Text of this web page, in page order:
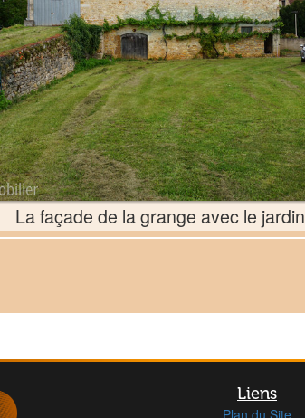
La façade de la grange avec le jardin
Liens
Plan du Site